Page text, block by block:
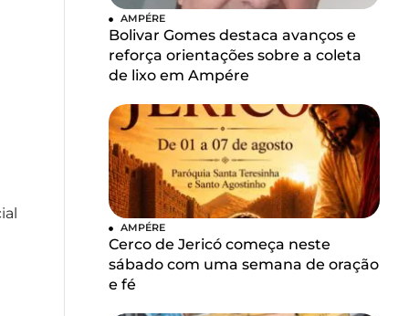
AMPÉRE
Bolivar Gomes destaca avanços e
reforça orientações sobre a coleta
de lixo em Ampére
AMPÉRE
Cerco de Jericó começa neste
sábado com uma semana de oração
e fé